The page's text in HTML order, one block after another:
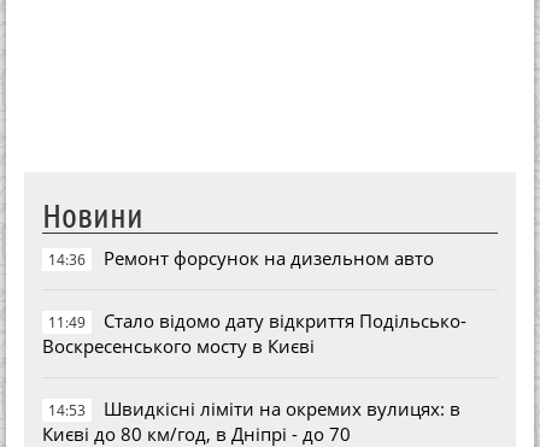
Новини
14:36 Ремонт форсунок на дизельном авто
11:49
Стало відомо дату відкриття Подільсько-
Воскресенського мосту в Києві
14:53
Швидкісні ліміти на окремих вулицях: в
Києві до 80 км/год, в Дніпрі - до 70